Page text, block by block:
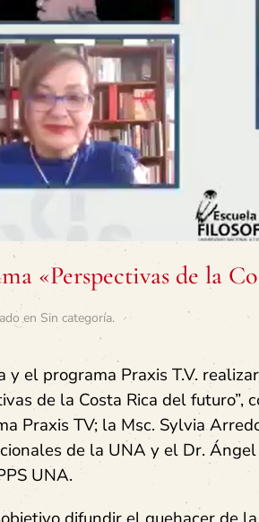
«Perspectivas de la
en Sin categoría.
y el programa Praxis T.V.
de la Costa Rica del
Praxis TV; la Msc. Sylvia
de la UNA y el Dr.
UNA.